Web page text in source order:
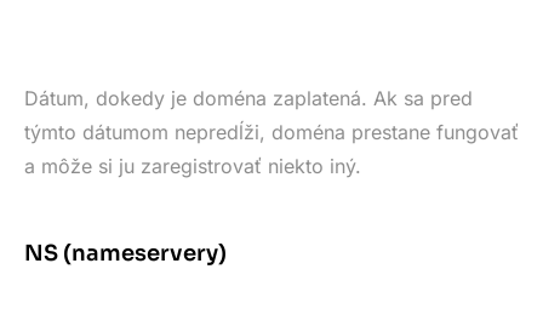
Dátum, dokedy je doména zaplatená. Ak sa pred
týmto dátumom nepredĺži, doména prestane fungovať
a môže si ju zaregistrovať niekto iný.
NS (nameservery)